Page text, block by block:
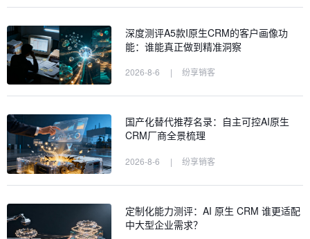
深度测评A5款I原生CRM的客户画像功
能：谁能真正做到精准洞察
2026-8-6 | 纷享销客
国产化替代推荐名录：自主可控AI原生
CRM厂商全景梳理
2026-8-6 | 纷享销客
定制化能力测评：AI 原生 CRM 谁更适配
中大型企业需求？